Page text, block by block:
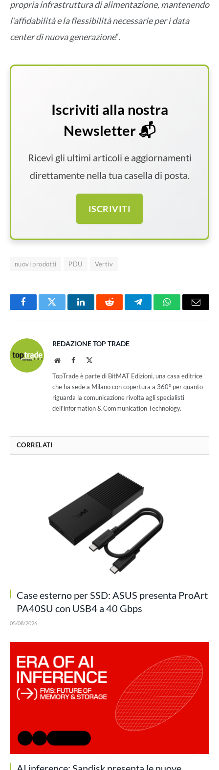
propria infrastruttura di alimentazione, mantenendo
l’affidabilità e la flessibilità necessarie per i data
center di nuova generazione“.
Iscriviti alla nostra
Newsletter 📬
Ricevi gli ultimi articoli e aggiornamenti
direttamente nella tua casella di posta.
ISCRIVITI
nuovi prodotti PDU Vertiv
FacebookTwitter LinkedInReddit TelegramWhatsAppEmail
REDAZIONE TOP TRADE
WebsiteFacebook
TopTrade è parte di BitMAT Edizioni, una casa editrice
che ha sede a Milano con copertura a 360° per quanto
riguarda la comunicazione rivolta agli specialisti
dell'lnformation & Communication Technology.
CORRELATI
Case esterno per SSD: ASUS presenta ProArt
PA40SU con USB4 a 40 Gbps
05/08/2026